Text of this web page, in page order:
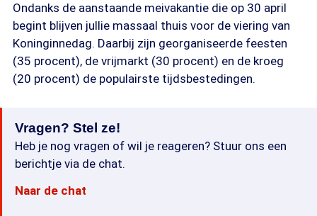
Ondanks de aanstaande meivakantie die op 30 april
begint blijven jullie massaal thuis voor de viering van
Koninginnedag. Daarbij zijn georganiseerde feesten
(35 procent), de vrijmarkt (30 procent) en de kroeg
(20 procent) de populairste tijdsbestedingen.
Vragen? Stel ze!
Heb je nog vragen of wil je reageren? Stuur ons een
berichtje via de chat.
Naar de chat